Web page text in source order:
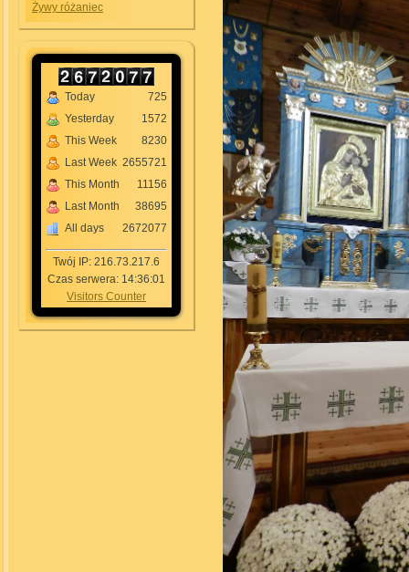
Żywy różaniec
Today
Yesterday
This Week
Last Week
This Month
Last Month
All days
725
1572
8230
2655721
11156
38695
2672077
Twój IP: 216.73.217.6
Czas serwera: 14:36:01
Visitors Counter